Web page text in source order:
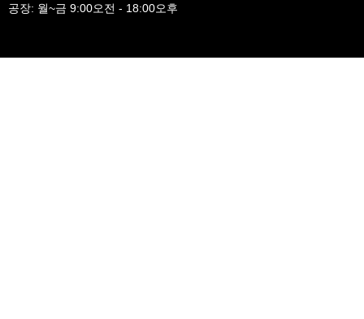
공장: 월~금 9:00오전 - 18:00오후